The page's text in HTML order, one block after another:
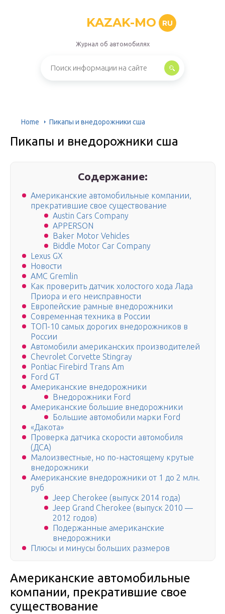
KAZAK-MO RU
Журнал об автомобилях
Home Пикапы и внедорожники сша
Пикапы и внедорожники сша
Содержание:
Американские автомобильные компании,
прекратившие свое существование
Austin Cars Company
APPERSON
Baker Motor Vehicles
Biddle Motor Car Company
Lexus GX
Новости
AMC Gremlin
Как проверить датчик холостого хода Лада
Приора и его неисправности
Европейские рамные внедорожники
Современная техника в России
ТОП-10 самых дорогих внедорожников в
России
Автомобили американских производителей
Chevrolet Corvette Stingray
Pontiac Firebird Trans Am
Ford GT
Американские внедорожники
Внедорожники Ford
Американские большие внедорожники
Большие автомобили марки Ford
«Дакота»
Проверка датчика скорости автомобиля
(ДСА)
Малоизвестные, но по-настоящему крутые
внедорожники
Американские внедорожники от 1 до 2 млн.
руб
Jeep Cherokee (выпуск 2014 года)
Jeep Grand Cherokee (выпуск 2010 —
2012 годов)
Подержанные американские
внедорожники
Плюсы и минусы больших размеров
Американские автомобильные
компании, прекратившие свое
существование